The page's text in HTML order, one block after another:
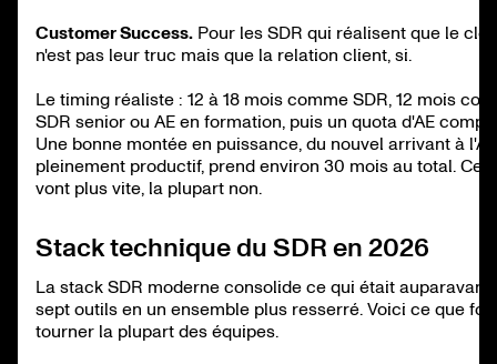
Customer Success. Pour les SDR qui réalisent que le
n'est pas leur truc mais que la relation client, si.
Le timing réaliste : 12 à 18 mois comme SDR, 12 mois
SDR senior ou AE en formation, puis un quota d'AE
Une bonne montée en puissance, du nouvel arrivant à l'AE
pleinement productif, prend environ 30 mois au total.
vont plus vite, la plupart non.
Stack technique du SDR en 2026
La stack SDR moderne consolide ce qui était auparavant
sept outils en un ensemble plus resserré. Voici ce que
tourner la plupart des équipes.